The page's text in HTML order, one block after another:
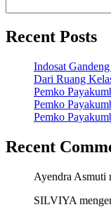
Recent Posts
Indosat
Dari Ruang
Pemko
Pemko
Pemko
Recent
Ayendra Asmuti
SILVIYA